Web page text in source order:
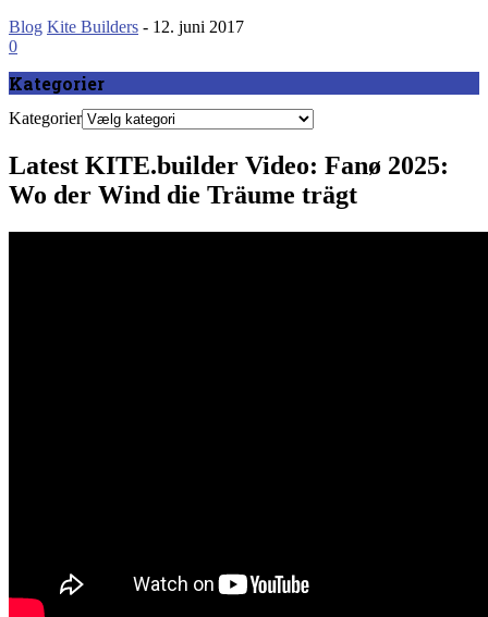
Blog Kite Builders - 12. juni 2017
0
Kategorier
Kategorier
Latest KITE.builder Video: Fanø 2025:
Wo der Wind die Träume trägt